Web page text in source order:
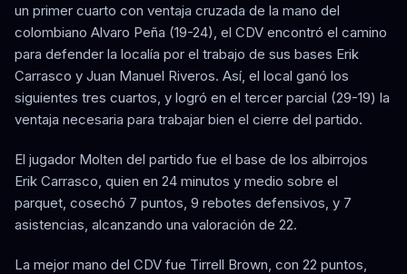
un primer cuarto con ventaja cruzada de la mano del
colombiano Alvaro Peña (19-24), el CDV encontró el camino
para defender la localía por el trabajo de sus bases Erik
Carrasco y Juan Manuel Riveros. Así, el local ganó los
siguientes tres cuartos, y logró en el tercer parcial (29-19) la
ventaja necesaria para trabajar bien el cierre del partido.
El jugador Molten del partido fue el base de los albirrojos
Erik Carrasco, quien en 24 minutos y medio sobre el
parquet, cosechó 7 puntos, 9 rebotes defensivos, y 7
asistencias, alcanzando una valoración de 22.
La mejor mano del CDV fue Tirrell Brown, con 22 puntos,